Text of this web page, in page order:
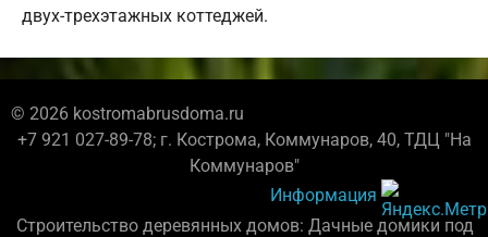
двух-трехэтажных коттеджей.
© 2026 kostromabrusdoma.ru
+7 921 027-89-78; г. Кострома, Коммунаров, 40, ТДЦ "На
Коммунаров"
Информация
Строительство деревянных домов: Дачные домики под